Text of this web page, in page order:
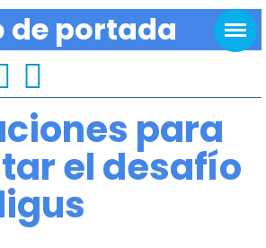
de portada
para
el desafío